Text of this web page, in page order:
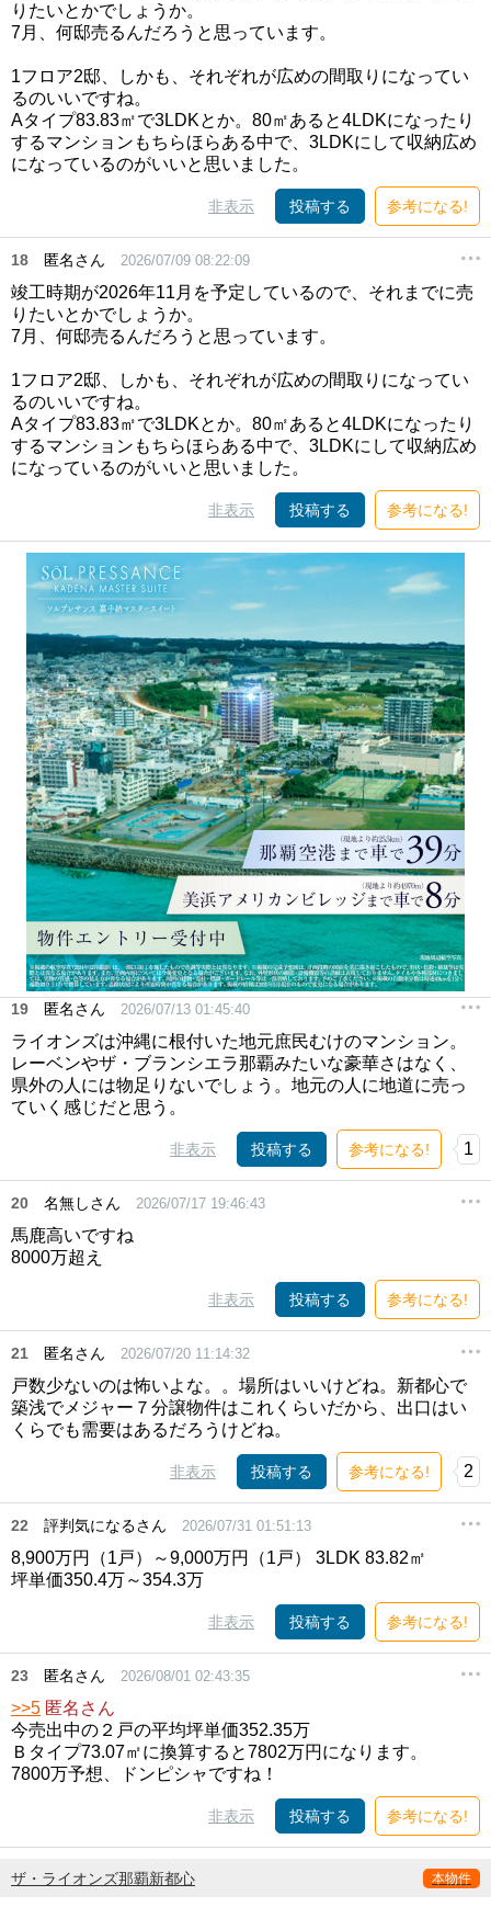
りたいとかでしょうか。
7月、何邸売るんだろうと思っています。
1フロア2邸、しかも、それぞれが広めの間取りになってい
るのいいですね。
Aタイプ83.83㎡で3LDKとか。80㎡あると4LDKになったり
するマンションもちらほらある中で、3LDKにして収納広め
になっているのがいいと思いました。
非表示 投稿する 参考になる!
18 匿名さん 2026/07/09 08:22:09
竣工時期が2026年11月を予定しているので、それまでに売
りたいとかでしょうか。
7月、何邸売るんだろうと思っています。
1フロア2邸、しかも、それぞれが広めの間取りになってい
るのいいですね。
Aタイプ83.83㎡で3LDKとか。80㎡あると4LDKになったり
するマンションもちらほらある中で、3LDKにして収納広め
になっているのがいいと思いました。
非表示 投稿する 参考になる!
19 匿名さん 2026/07/13 01:45:40
ライオンズは沖縄に根付いた地元庶民むけのマンション。
レーベンやザ・ブランシエラ那覇みたいな豪華さはなく、
県外の人には物足りないでしょう。地元の人に地道に売っ
ていく感じだと思う。
非表示 投稿する 参考になる! 1
20 名無しさん 2026/07/17 19:46:43
馬鹿高いですね
8000万超え
非表示 投稿する 参考になる!
21 匿名さん 2026/07/20 11:14:32
戸数少ないのは怖いよな。。場所はいいけどね。新都心で
築浅でメジャー７分譲物件はこれくらいだから、出口はい
くらでも需要はあるだろうけどね。
非表示 投稿する 参考になる! 2
22 評判気になるさん 2026/07/31 01:51:13
8,900万円（1戸）～9,000万円（1戸） 3LDK 83.82㎡
坪単価350.4万～354.3万
非表示 投稿する 参考になる!
23 匿名さん 2026/08/01 02:43:35
>>5 匿名さん
今売出中の２戸の平均坪単価352.35万
Ｂタイプ73.07㎡に換算すると7802万円になります。
7800万予想、ドンピシャですね！
非表示 投稿する 参考になる!
ザ・ライオンズ那覇新都心 本物件